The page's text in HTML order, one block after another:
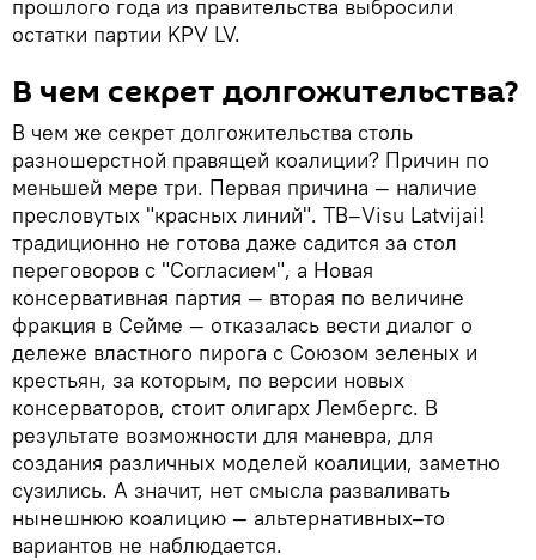
прошлого года из правительства выбросили
остатки партии KPV LV.
В чем секрет долгожительства?
В чем же секрет долгожительства столь
разношерстной правящей коалиции? Причин по
меньшей мере три. Первая причина — наличие
пресловутых "красных линий". TB–Visu Latvijai!
традиционно не готова даже садится за стол
переговоров с "Согласием", а Новая
консервативная партия — вторая по величине
фракция в Сейме — отказалась вести диалог о
дележе властного пирога с Союзом зеленых и
крестьян, за которым, по версии новых
консерваторов, стоит олигарх Лембергс. В
результате возможности для маневра, для
создания различных моделей коалиции, заметно
сузились. А значит, нет смысла разваливать
нынешнюю коалицию — альтернативных–то
вариантов не наблюдается.